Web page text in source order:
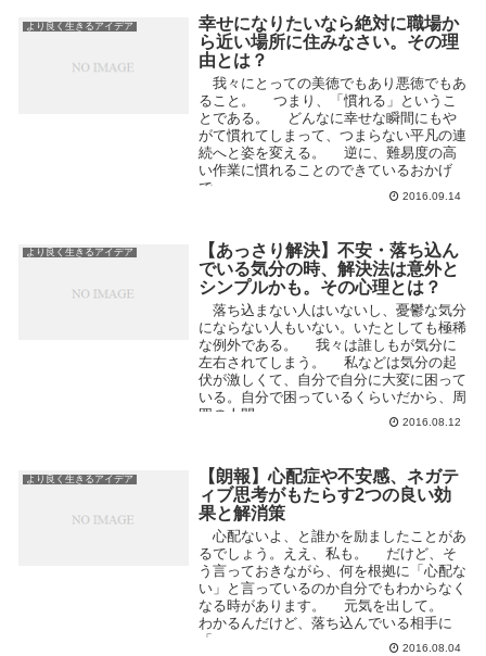
より良く生きるアイデア
幸せになりたいなら絶対に職場か
ら近い場所に住みなさい。その理
由とは？
我々にとっての美徳でもあり悪徳でもあ
ること。 つまり、「慣れる」というこ
とである。 どんなに幸せな瞬間にもや
がて慣れてしまって、つまらない平凡の連
続へと姿を変える。 逆に、難易度の高
い作業に慣れることのできているおかげ
で、...
2016.09.14
より良く生きるアイデア
【あっさり解決】不安・落ち込ん
でいる気分の時、解決法は意外と
シンプルかも。その心理とは？
落ち込まない人はいないし、憂鬱な気分
にならない人もいない。いたとしても極稀
な例外である。 我々は誰しもが気分に
左右されてしまう。 私などは気分の起
伏が激しくて、自分で自分に大変に困って
いる。自分で困っているくらいだから、周
囲の人間...
2016.08.12
より良く生きるアイデア
【朗報】心配症や不安感、ネガテ
ィブ思考がもたらす2つの良い効
果と解消策
心配ないよ、と誰かを励ましたことがあ
るでしょう。ええ、私も。 だけど、そ
う言っておきながら、何を根拠に「心配な
い」と言っているのか自分でもわからなく
なる時があります。 元気を出して。
わかるんだけど、落ち込んでいる相手に
「...
2016.08.04